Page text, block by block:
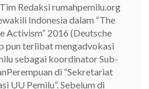
Redaksi rumahpemilu.org
Indonesia dalam “The
Activism” 2016 (Deutsche
pun terlibat mengadvokasi
sebagai koordinator Sub-
di “Sekretariat
UU Pemilu”. Sebelum di